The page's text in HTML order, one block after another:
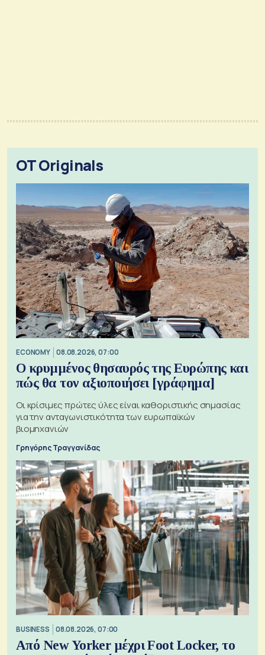
OT Originals
ECONOMY 08.08.2026, 07:00
Ο κρυμμένος θησαυρός της Ευρώπης και
πώς θα τον αξιοποιήσει [γράφημα]
Οι κρίσιμες πρώτες ύλες είναι καθοριστικής σημασίας
για την ανταγωνιστικότητα των ευρωπαϊκών
βιομηχανιών
Γρηγόρης Τραγγανίδας
BUSINESS 08.08.2026, 07:00
Από New Yorker μέχρι Foot Locker, το